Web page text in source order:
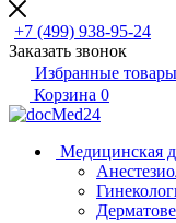
+7 (499) 938-95-24
Заказать звонок
Избранные товары
Корзина 0
Медицинская